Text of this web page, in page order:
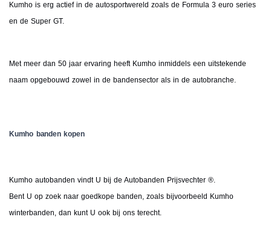
Kumho is erg actief in de autosportwereld zoals de Formula 3 euro series
en de Super GT.
Met meer dan 50 jaar ervaring heeft Kumho inmiddels een uitstekende
naam opgebouwd zowel in de bandensector als in de autobranche.
Kumho banden kopen
Kumho autobanden vindt U bij de Autobanden Prijsvechter ®.
Bent U op zoek naar goedkope banden, zoals bijvoorbeeld Kumho
winterbanden, dan kunt U ook bij ons terecht.